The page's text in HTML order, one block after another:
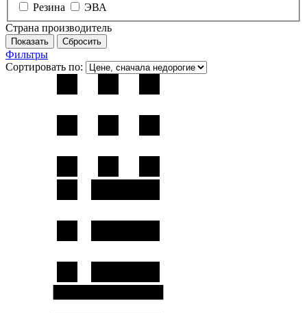
Резина
ЭВА
Страна производитель
Фильтры
Сортировать по: